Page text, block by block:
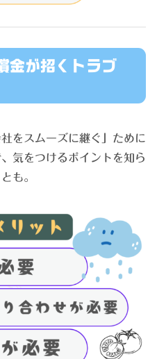
金が招くトラブ
をスムーズに継ぐ」ために
気をつけるポイントを知ら
も。